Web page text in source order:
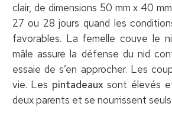
clair, de dimensions 50 mm x 40
27 ou 28 jours quand les
favorables. La femelle couve le
mâle assure la défense du nid
essaie de s’en approcher. Les
vie. Les pintadeauxsont élevés
deux parents et se nourrissent